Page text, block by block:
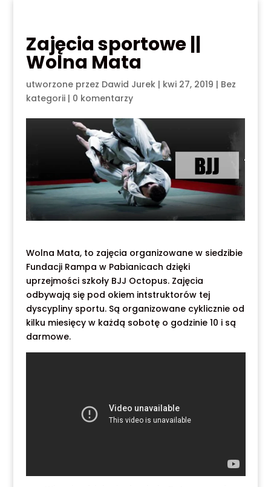
Zajęcia sportowe ||
Wolna Mata
utworzone przez Dawid Jurek| kwi 27, 2019 | Bez
kategorii| 0 komentarzy
Wolna Mata, to zajęcia organizowane w siedzibie
Fundacji Rampa w Pabianicach dzięki
uprzejmości szkoły BJJ Octopus. Zajęcia
odbywają się pod okiem intstruktorów tej
dyscypliny sportu. Są organizowane cyklicznie od
kilku miesięcy w każdą sobotę o godzinie 10 i są
darmowe.